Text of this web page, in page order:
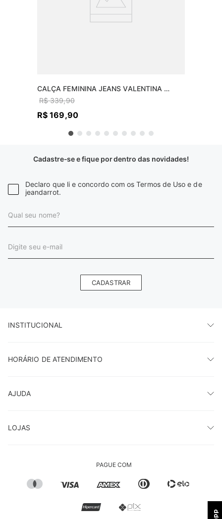
CALÇA FEMININA JEANS VALENTINA
SKINNY
R$ 339,90
R$ 169,90
Cadastre-se e fique por dentro das novidades!
Declaro que li e concordo com os Termos de Uso e de
jeandarrot.
CADASTRAR
INSTITUCIONAL
HORÁRIO DE ATENDIMENTO
AJUDA
LOJAS
PAGUE COM